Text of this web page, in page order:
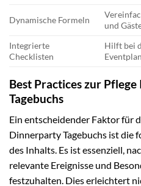
Dynamische Formeln
und
Integrierte
Checklisten
Hilft bei
Best Practices zur
Tagebuchs
Ein entscheidender Faktor für
Dinnerparty Tagebuchs ist die
des Inhalts. Es ist essenziell,
relevante Ereignisse und
festzuhalten. Dies erleichtert